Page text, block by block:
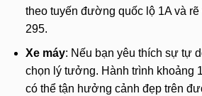
theo tuyến đường quốc lộ 1A và
295.
Xe máy: Nếu bạn yêu thích sự tự
chọn lý tưởng. Hành trình khoảng
có thể tận hưởng cảnh đẹp trên